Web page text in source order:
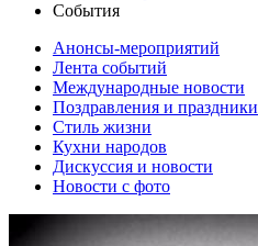
События
Анонсы-мероприятий
Лента событий
Международные новости
Поздравления и праздники
Cтиль жизни
Кухни народов
Дискуссия и новости
Новости с фото